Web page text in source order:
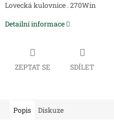
Lovecká kulovnice . 270Win
Detailní informace
ZEPTAT SE SDÍLET
Popis Diskuze